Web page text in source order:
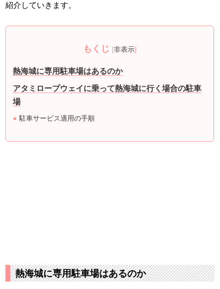
紹介していきます。
もくじ [非表示]
熱海城に専用駐車場はあるのか
アタミロープウェイに乗って熱海城に行く場合の駐車
場
駐車サービス適用の手順
熱海城に専用駐車場はあるのか